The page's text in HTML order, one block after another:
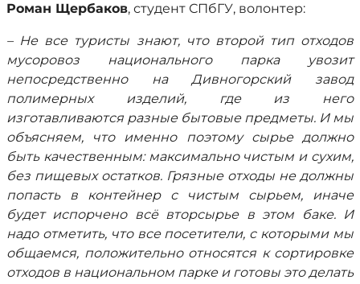
Роман Щербаков, студент СПбГУ, волонтер:
– Не все туристы знают, что второй тип отходов
мусоровоз национального парка увозит
непосредственно на Дивногорский завод
полимерных изделий, где из него
изготавливаются разные бытовые предметы. И мы
объясняем, что именно поэтому сырье должно
быть качественным: максимально чистым и сухим,
без пищевых остатков. Грязные отходы не должны
попасть в контейнер с чистым сырьем, иначе
будет испорчено всё вторсырье в этом баке. И
надо отметить, что все посетители, с которыми мы
общаемся, положительно относятся к сортировке
отходов в национальном парке и готовы это делать